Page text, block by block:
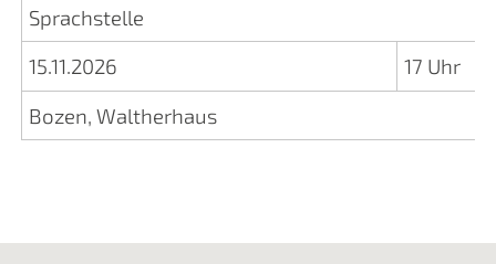
Sprachstelle
15.11.2026
17 Uhr
Bozen, Waltherhaus